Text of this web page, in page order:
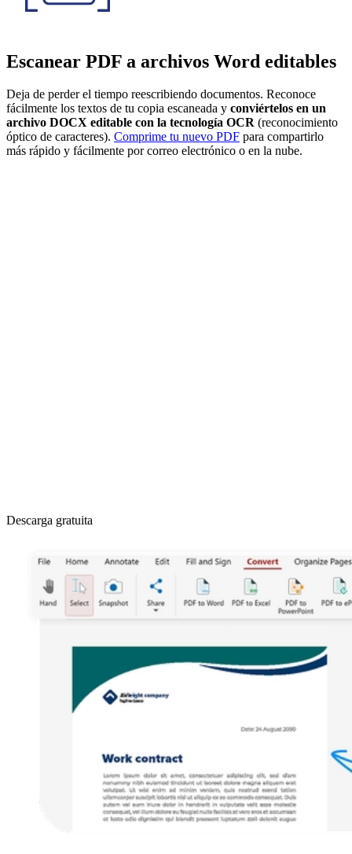
Escanear PDF a archivos Word editables
Deja de perder el tiempo reescribiendo documentos. Reconoce
fácilmente los textos de tu copia escaneada y conviértelos en un
archivo DOCX editable con la tecnología OCR (reconocimiento
óptico de caracteres). Comprime tu nuevo PDF para compartirlo
más rápido y fácilmente por correo electrónico o en la nube.
Descarga gratuita